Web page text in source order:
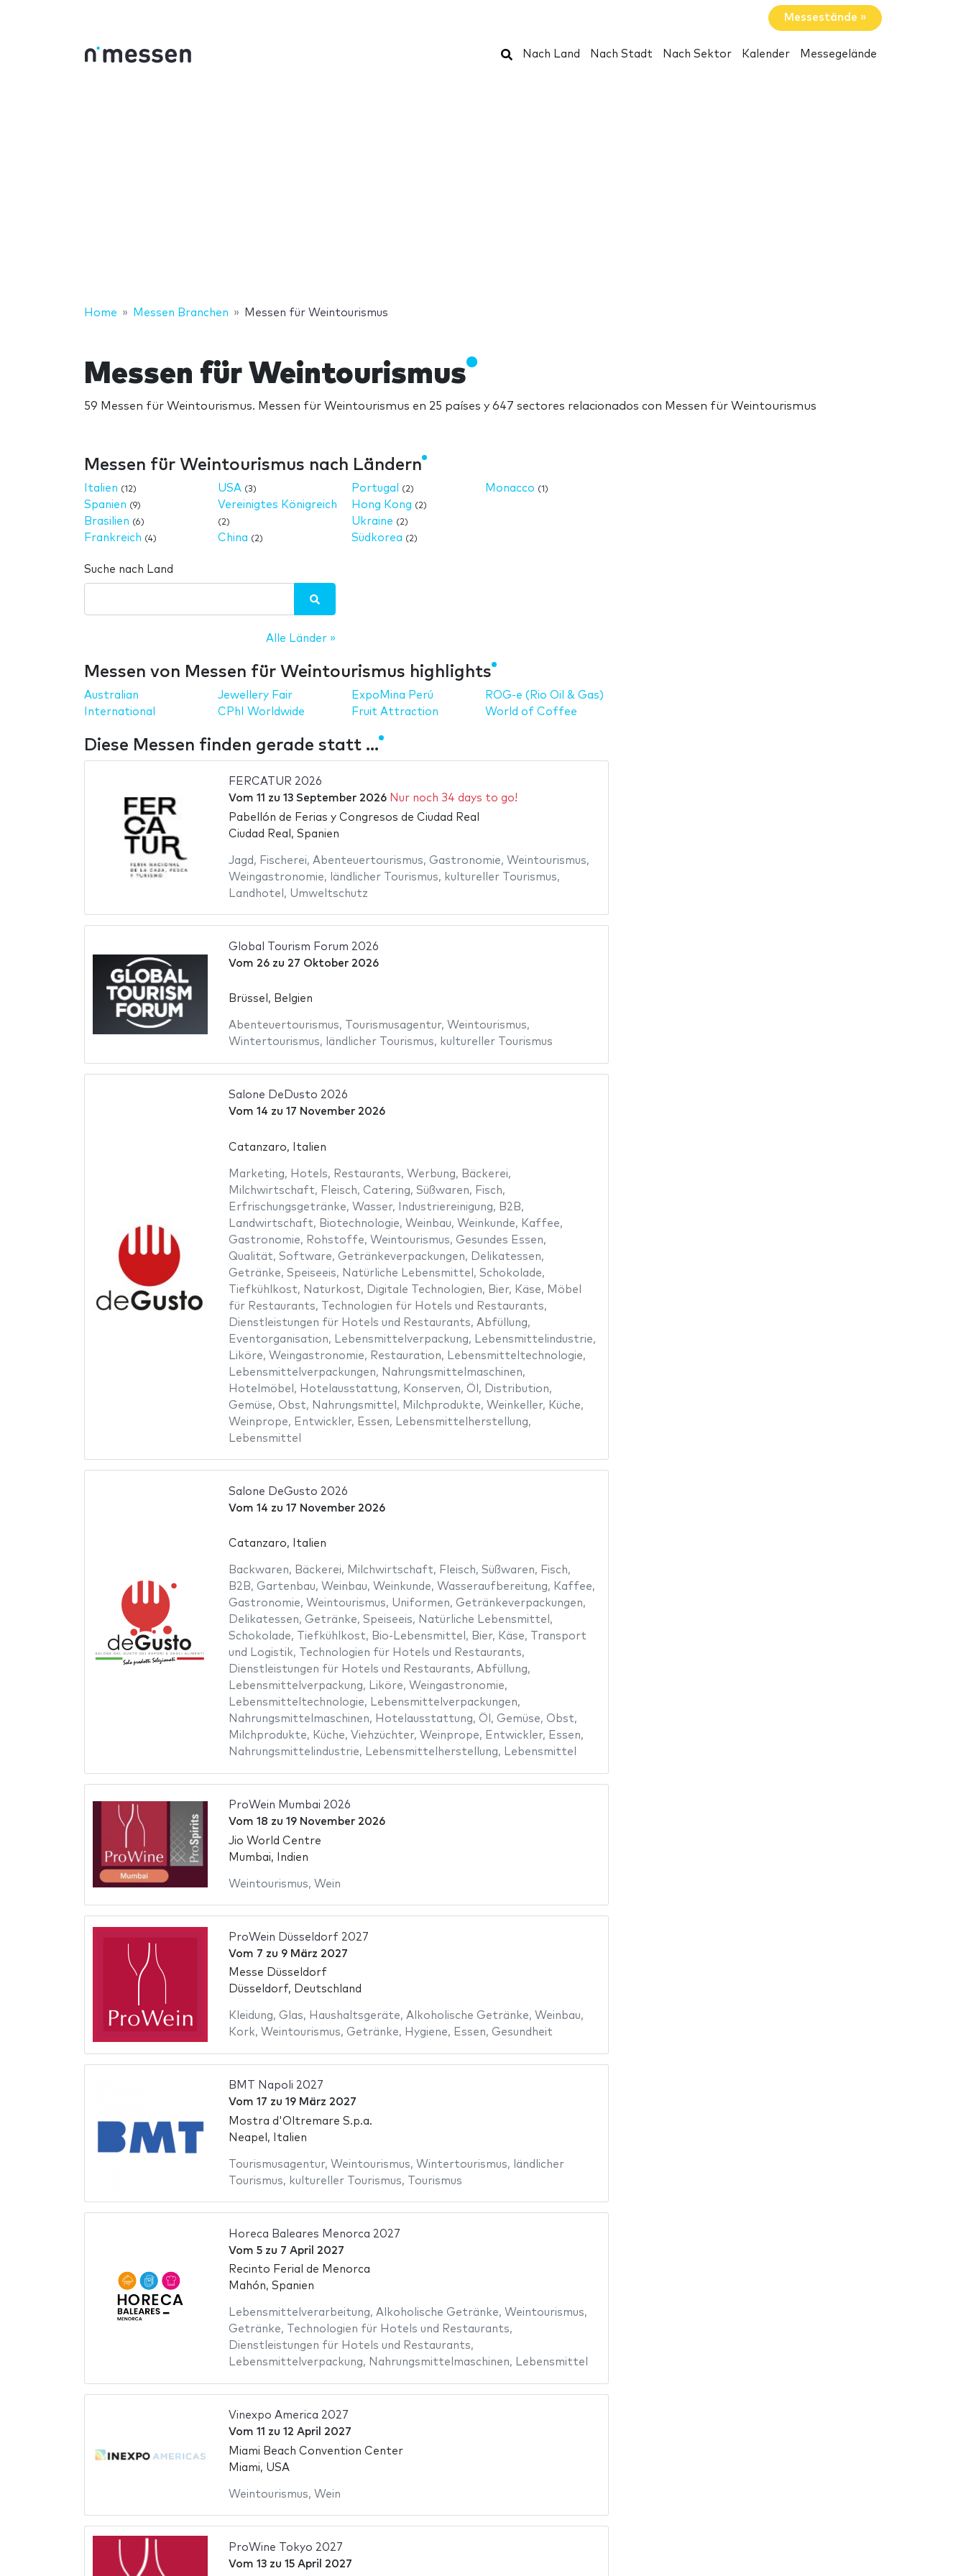
Messestände »
Suchen
Nach Land Nach Stadt Nach Sektor Kalender Messegelände
Home Messen Branchen Messen für Weintourismus
Messen für Weintourismus
59 Messen für Weintourismus. Messen für Weintourismus en 25 países y 647 sectores relacionados con Messen für Weintourismus
Messen für Weintourismus nach Ländern
Italien (12)
Spanien (9)
Brasilien (6)
Frankreich (4)
USA (3)
Vereinigtes Königreich
(2)
China (2)
Portugal (2)
Hong Kong (2)
Ukraine (2)
Südkorea (2)
Monacco (1)
Suche nach Land
Alle Länder »
Messen von Messen für Weintourismus highlights
Australian
International
Jewellery Fair
CPhI Worldwide
ExpoMina Perú
Fruit Attraction
ROG-e (Rio Oil & Gas)
World of Coffee
Diese Messen finden gerade statt ...
FERCATUR 2026
Vom 11 zu 13 September 2026 Nur noch 34 days to go!
Pabellón de Ferias y Congresos de Ciudad Real
Ciudad Real, Spanien
Jagd , Fischerei, Abenteuertourismus, Gastronomie, Weintourismus,
Weingastronomie, ländlicher Tourismus, kultureller Tourismus,
Landhotel , Umweltschutz
Global Tourism Forum 2026
Vom 26zu 27 Oktober 2026
Brüssel, Belgien
Abenteuertourismus, Tourismusagentur, Weintourismus,
Wintertourismus, ländlicher Tourismus, kultureller Tourismus
Salone DeDusto 2026
Vom 14 zu 17 November 2026
Catanzaro, Italien
Marketing, Hotels, Restaurants, Werbung, Bäckerei,
Milchwirtschaft, Fleisch, Catering, Süßwaren, Fisch,
Erfrischungsgetränke, Wasser, Industriereinigung, B2B,
Landwirtschaft, Biotechnologie, Weinbau, Weinkunde, Kaffee,
Gastronomie, Rohstoffe, Weintourismus, Gesundes Essen,
Qualität, Software, Getränkeverpackungen, Delikatessen,
Getränke, Speiseeis, Natürliche Lebensmittel , Schokolade,
Tiefkühlkost, Naturkost, Digitale Technologien, Bier, Käse, Möbel
für Restaurants, Technologien für Hotels und Restaurants,
Dienstleistungen für Hotels und Restaurants, Abfüllung,
Eventorganisation, Lebensmittelverpackung, Lebensmittelindustrie,
Liköre, Weingastronomie, Restauration, Lebensmitteltechnologie,
Lebensmittelverpackungen, Nahrungsmittelmaschinen,
Hotelmöbel , Hotelausstattung, Konserven, Öl , Distribution,
Gemüse, Obst, Nahrungsmittel , Milchprodukte, Weinkeller, Küche,
Weinprope, Entwickler, Essen, Lebensmittelherstellung,
Lebensmittel
Salone DeGusto 2026
Vom 14 zu 17 November 2026
Catanzaro, Italien
Backwaren, Bäckerei, Milchwirtschaft, Fleisch, Süßwaren, Fisch,
B2B, Gartenbau, Weinbau, Weinkunde, Wasseraufbereitung, Kaffee,
Gastronomie, Weintourismus, Uniformen, Getränkeverpackungen,
Delikatessen, Getränke, Speiseeis, Natürliche Lebensmittel ,
Schokolade, Tiefkühlkost, Bio-Lebensmittel , Bier, Käse,
Transport
und Logistik, Technologien für Hotels und Restaurants,
Dienstleistungen für Hotels und Restaurants, Abfüllung,
Lebensmittelverpackung, Liköre, Weingastronomie,
Lebensmitteltechnologie, Lebensmittelverpackungen,
Nahrungsmittelmaschinen, Hotelausstattung, Öl , Gemüse, Obst,
Milchprodukte, Küche, Viehzüchter, Weinprope, Entwickler, Essen,
Nahrungsmittelindustrie, Lebensmittelherstellung, Lebensmittel
ProWein Mumbai 2026
Vom 18 zu 19 November 2026
Jio World Centre
Mumbai, Indien
Weintourismus, Wein
ProWein Düsseldorf 2027
Vom 7 zu 9 März 2027
Messe Düsseldorf
Düsseldorf, Deutschland
Kleidung, Glas, Haushaltsgeräte, Alkoholische Getränke, Weinbau,
Kork, Weintourismus, Getränke, Hygiene, Essen, Gesundheit
BMT Napoli 2027
Vom 17 zu 19 März 2027
Mostra d'Oltremare S.p.a.
Neapel, Italien
Tourismusagentur, Weintourismus, Wintertourismus,
ländlicher
Tourismus, kultureller Tourismus, Tourismus
Horeca Baleares Menorca 2027
Vom 5zu 7 April 2027
Recinto Ferial de Menorca
Mahón, Spanien
Lebensmittelverarbeitung, Alkoholische Getränke, Weintourismus,
Getränke, Technologien für Hotels und Restaurants,
Dienstleistungen für Hotels und Restaurants,
Lebensmittelverpackung, Nahrungsmittelmaschinen, Lebensmittel
Vinexpo America 2027
Vom 11 zu 12 April 2027
Miami Beach Convention Center
Miami, USA
Weintourismus, Wein
ProWine Tokyo 2027
Vom 13zu 15 April 2027